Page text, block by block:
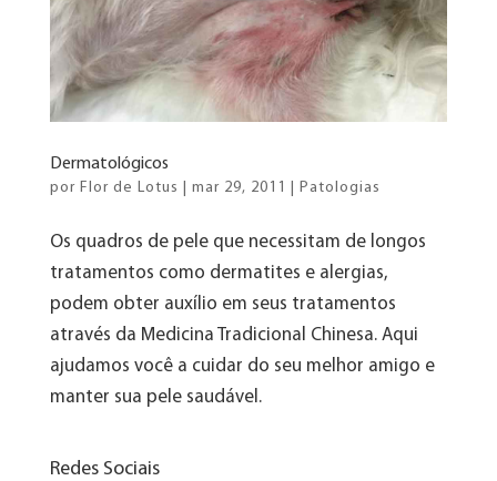
Dermatológicos
por Flor de Lotus mar 29, 2011 Patologias
Os quadros de pele que necessitam de longos
tratamentos como dermatites e alergias,
podem obter auxílio em seus tratamentos
através da Medicina Tradicional Chinesa. Aqui
ajudamos você a cuidar do seu melhor amigo e
manter sua pele saudável.
Redes Sociais